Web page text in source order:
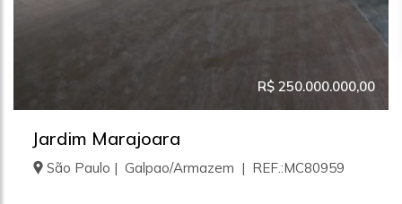
R$ 250.000.000,00
Jardim Marajoara
São Paulo | Galpao/Armazem | REF.:MC80959